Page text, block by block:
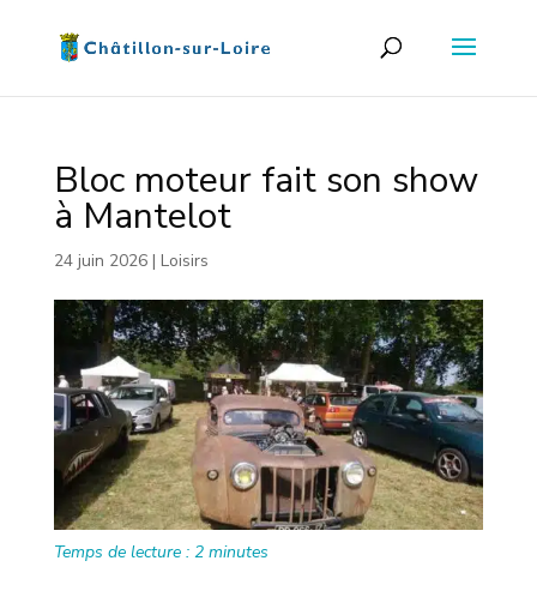
Bloc moteur fait son show
à Mantelot
24 juin 2026| Loisirs
Temps de lecture : 2 minutes